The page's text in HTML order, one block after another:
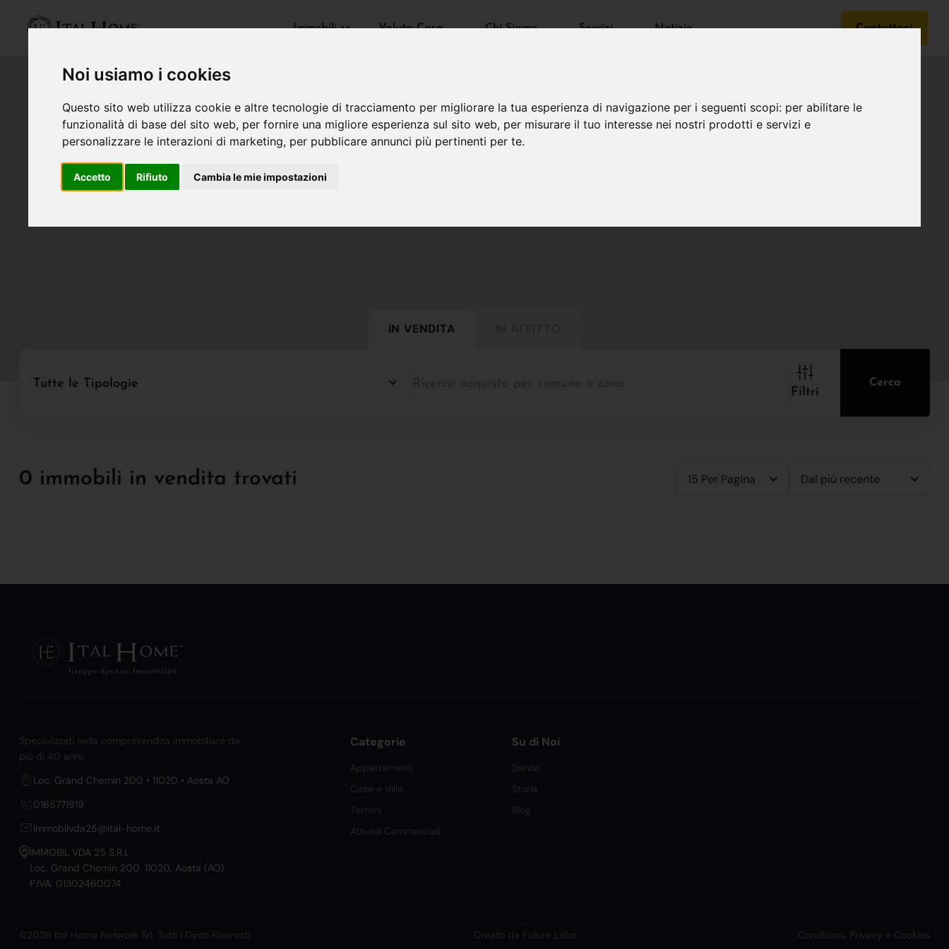
Noi usiamo i cookies
Questo sito web utilizza cookie e altre tecnologie di tracciamento per migliorare la tua esperienza di navigazione per i seguenti scopi: per abilitare le
funzionalità di base del sito web, per fornire una migliore esperienza sul sito web, per misurare il tuo interesse nei nostri prodotti e servizi e
personalizzare le interazioni di marketing, per pubblicare annunci più pertinenti per te.
Accetto Rifiuto Cambia le mie impostazioni
Immobili Valuta Casa Chi Siamo Servizi Notizie Contattaci
IN VENDITA
Tutte le Tipologie
Filtri
Cerca
0 immobili in vendita trovati 15 Per Pagina Dal più recente
Specializzati nella compravendita immobiliare da
più di 40 anni.
Loc. Grand Chemin 200 • 11020 • Aosta AO
0165771919
immobilvda25@ital-home.it
IMMOBIL VDA 25 S.R.L
Loc. Grand Chemin 200, 11020, Aosta (AO)
P.IVA: 01302460074
Categorie
Appartamenti
Case e Ville
Terreni
Attività Commerciali
Su di Noi
Servizi
Storia
Blog
©2026 Ital Home Network Srl. Tutti i Diritti Riservati. Creato da Future Labs Condizioni, Privacy e Cookies